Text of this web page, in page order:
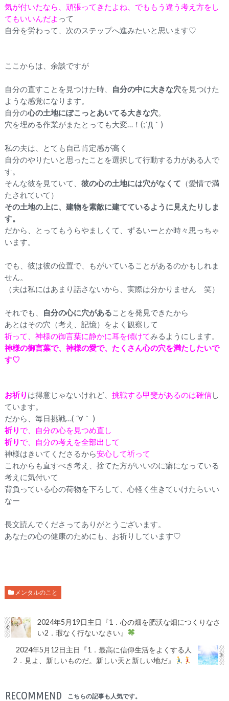
気が付いたなら、頑張ってきたよね、でももう違う考え方をし
てもいいんだよ って
自分を労わって、次のステップへ進みたいと思います♡
ここからは、余談ですが
自分の直すことを見つけた時、 自分の中に大きな穴を見つけた
ような感覚になります。
自分の心の土地にぽこっとあいてる大きな穴。
穴を埋める作業がまたとっても大変…！(;´Д｀)
私の夫は、とても自己肯定感が高く
自分のやりたいと思ったことを選択して行動する力がある人で
す。
そんな彼を見ていて、 彼の心の土地には穴がなくて （愛情で満
たされていて）
その土地の上に、建物を素敵に建てているように見えたりしま
す。
だから、とってもうらやましくて、ずるいーとか時々思っちゃ
います。
でも、彼は彼の位置で、もがいていることがあるのかもしれま
せん。
（夫は私にはあまり話さないから、実際は分かりません 笑）
それでも、 自分の心に穴があることを発見できたから
あとはその穴（考え、記憶）をよく観察して
祈って、神様の御言葉に静かに耳を傾けてみるようにします。
神様の御言葉で、神様の愛で、たくさん心の穴を満たしたいで
す♡
お祈り は得意じゃないけれど、 挑戦する甲斐があるのは確信し
ています。
だから、毎日挑戦…( ´∀｀ )
祈り で、自分の心を見つめ直し
祈り で、自分の考えを全部出して
神様はきいてくださるから安心して祈って
これからも直すべき考え、 捨てた方がいいのに癖になっている
考えに気付いて
背負っている心の荷物を下ろして、 心軽く生きていけたらいい
なー
長文読んでくださってありがとうございます。
あなたの心の健康のためにも、お祈りしています♡
メンタルのこと
2024年5月19日主日『1．心の畑を肥沃な畑につくりなさ
い2．瑕なく行ないなさい』
2024年5月12日主日『1．最高に信仰生活をよくする人
2．見よ、新しいものだ。新しい天と新しい地だ』
RECOMMEND こちらの記事も人気です。